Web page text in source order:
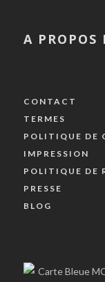
A PROPOS
CONTACT
TERMES
POLITIQUE DE
IMPRESSION
POLITIQUE DE
PRESSE
BLOG